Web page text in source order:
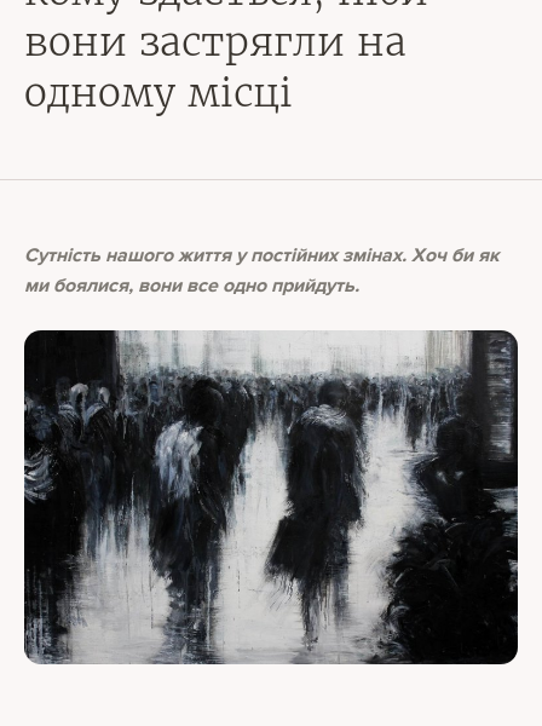
вони застрягли на
одному місці
Сутність нашого життя у постійних змінах. Хоч би як
ми боялися, вони все одно прийдуть.